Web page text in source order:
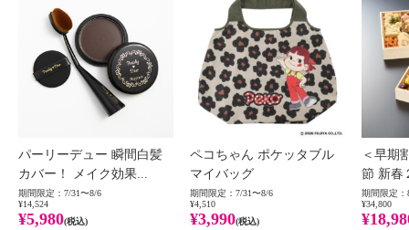
パーリーデュー 瞬間白髪
カバー！ メイク効果...
期間限定：7/31〜8/6
¥14,524
¥5,980(税込)
ペコちゃん ポケッタブル
マイバッグ
期間限定：7/31〜8/6
¥4,510
¥3,990(税込)
＜早期
節 新春
期間限定：
¥34,800